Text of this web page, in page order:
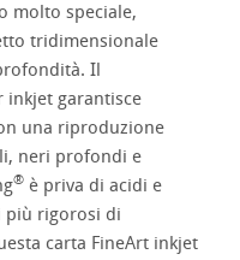
molto speciale,
tridimensionale
Il
inkjet garantisce
una riproduzione
neri profondi e
® è priva di acidi e
più rigorosi di
carta FineArt inkjet